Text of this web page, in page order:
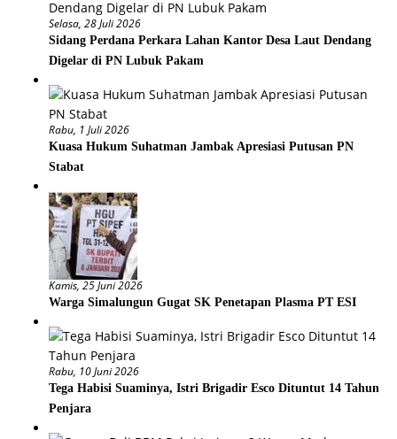
Selasa, 28 Juli 2026
Sidang Perdana Perkara Lahan Kantor Desa Laut Dendang
Digelar di PN Lubuk Pakam
Rabu, 1 Juli 2026
Kuasa Hukum Suhatman Jambak Apresiasi Putusan PN
Stabat
Kamis, 25 Juni 2026
Warga Simalungun Gugat SK Penetapan Plasma PT ESI
Rabu, 10 Juni 2026
Tega Habisi Suaminya, Istri Brigadir Esco Dituntut 14 Tahun
Penjara